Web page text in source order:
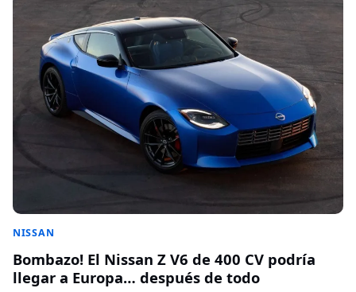
NISSAN
Bombazo! El Nissan Z V6 de 400 CV podría
llegar a Europa… después de todo